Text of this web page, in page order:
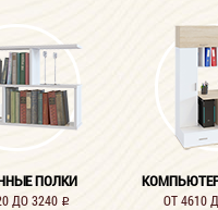
ПОЛКИ
ДО 3240 i ОТ 4610